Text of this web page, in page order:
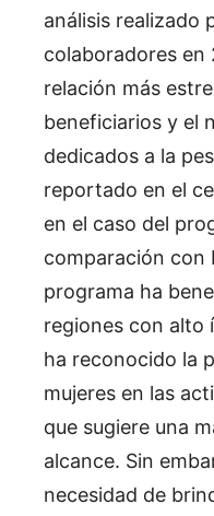
análisis realizado
colaboradores en
relación más
beneficiarios y el
dedicados a la
reportado en el
en el caso del
comparación con
programa ha
regiones con alto
ha reconocido la
mujeres en las
que sugiere una
alcance. Sin
necesidad de